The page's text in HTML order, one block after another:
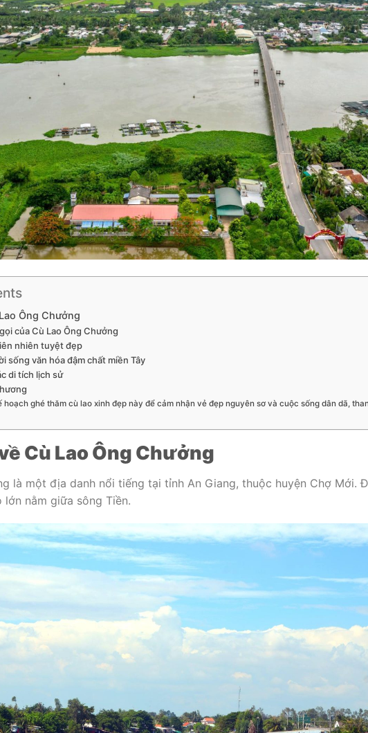
Ông Chưởng
của Cù Lao Ông Chưởng
nhiên tuyệt đẹp
sống văn hóa đậm chất miền Tây
di tích lịch sử
hoạch ghé thăm cù lao xinh đẹp này để cảm nhận vẻ đẹp nguyên sơ và cuộc sống dân dã,
Cù Lao Ông Chưởng
là một địa danh nổi tiếng tại tỉnh An Giang, thuộc huyện Chợ Mới.
nằm giữa sông Tiền.